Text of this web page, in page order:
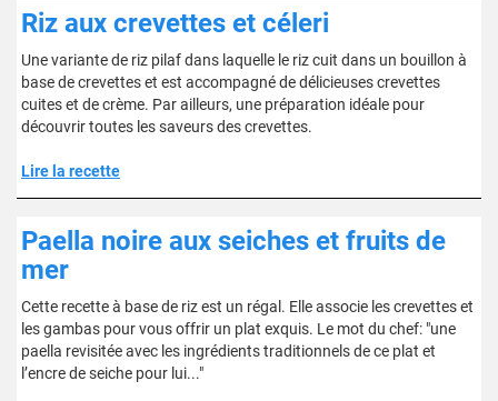
Riz aux crevettes et céleri
Une variante de riz pilaf dans laquelle le riz cuit dans un bouillon à
base de crevettes et est accompagné de délicieuses crevettes
cuites et de crème. Par ailleurs, une préparation idéale pour
découvrir toutes les saveurs des crevettes.
Lire la recette
Paella noire aux seiches et fruits de
mer
Cette recette à base de riz est un régal. Elle associe les crevettes et
les gambas pour vous offrir un plat exquis. Le mot du chef: "une
paella revisitée avec les ingrédients traditionnels de ce plat et
l’encre de seiche pour lui..."